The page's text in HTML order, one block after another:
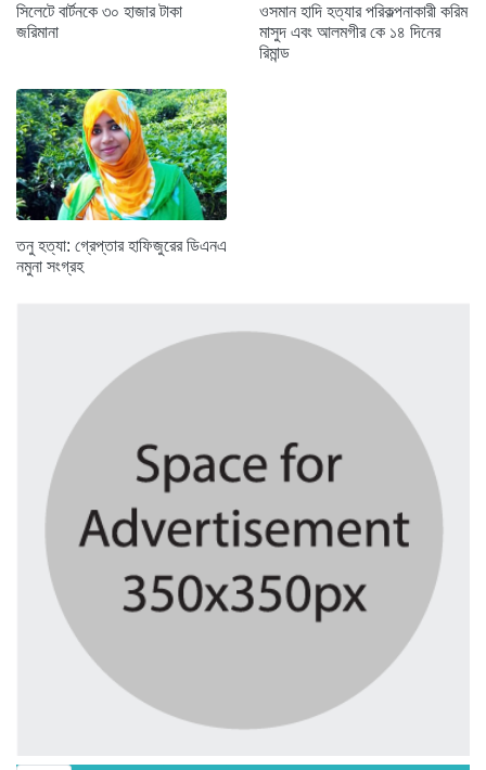
সিলেটে বার্টনকে ৩০ হাজার টাকা
জরিমানা
ওসমান হাদি হত্যার পরিকল্পনাকারী করিম
মাসুদ এবং আলমগীর কে ১৪ দিনের
রিমান্ড
তনু হত্যা: গ্রেপ্তার হাফিজুরের ডিএনএ
নমুনা সংগ্রহ